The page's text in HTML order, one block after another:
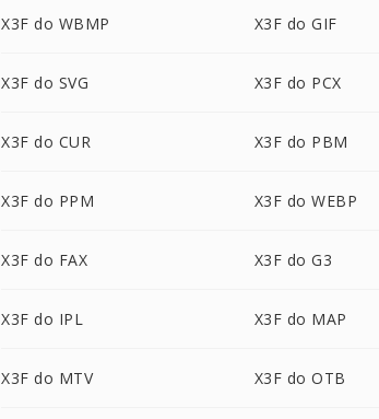
X3F do WBMP X3F do GIF
X3F do SVG X3F do PCX
X3F do CUR X3F do PBM
X3F do PPM X3F do WEBP
X3F do FAX X3F do G3
X3F do IPL X3F do MAP
X3F do MTV X3F do OTB